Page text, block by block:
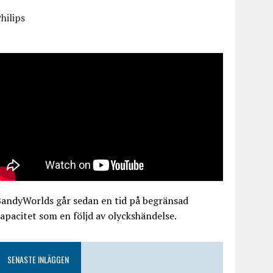
går sedan en tid på begränsad
som en följd av olyckshändelse.
SENASTE INLÄGGEN